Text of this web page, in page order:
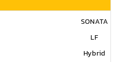
SONATA
LF
Hybrid